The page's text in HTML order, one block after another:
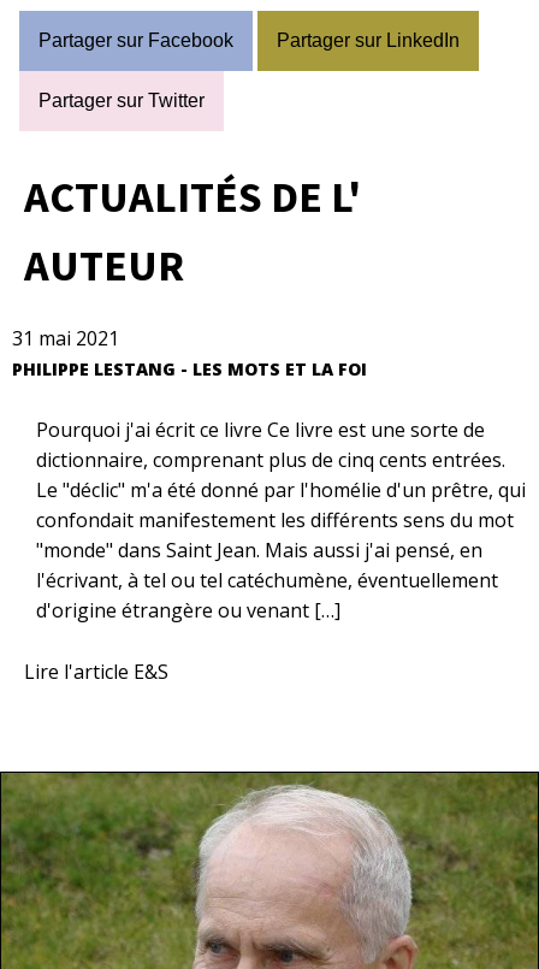
Partager sur Facebook Partager sur LinkedIn
Partager sur Twitter
ACTUALITÉS DE L'
AUTEUR
31 mai 2021
PHILIPPE LESTANG - LES MOTS ET LA FOI
Pourquoi j'ai écrit ce livre Ce livre est une sorte de
dictionnaire, comprenant plus de cinq cents entrées.
Le "déclic" m'a été donné par l'homélie d'un prêtre, qui
confondait manifestement les différents sens du mot
"monde" dans Saint Jean. Mais aussi j'ai pensé, en
l'écrivant, à tel ou tel catéchumène, éventuellement
d'origine étrangère ou venant […]
Lire l'article E&S